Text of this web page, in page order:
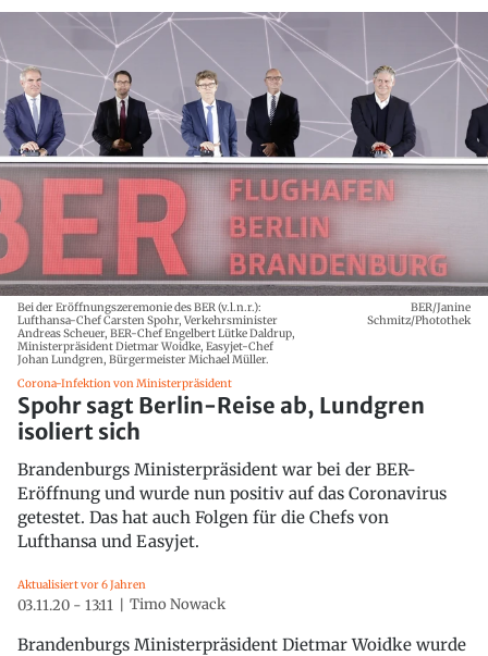
Bei der Eröffnungszeremonie des BER (v.l.n.r.):
Lufthansa-Chef Carsten Spohr, Verkehrsminister
Andreas Scheuer, BER-Chef Engelbert Lütke Daldrup,
Ministerpräsident Dietmar Woidke, Easyjet-Chef
Johan Lundgren, Bürgermeister Michael Müller.
BER/Janine
Schmitz/Photothek
Corona-Infektion von Ministerpräsident
Spohr sagt Berlin-Reise ab, Lundgren
isoliert sich
Brandenburgs Ministerpräsident war bei der BER-
Eröffnung und wurde nun positiv auf das Coronavirus
getestet. Das hat auch Folgen für die Chefs von
Lufthansa und Easyjet.
Aktualisiert vor 6 Jahren
03.11.20 - 13:11 Timo Nowack
Brandenburgs Ministerpräsident Dietmar Woidke wurde